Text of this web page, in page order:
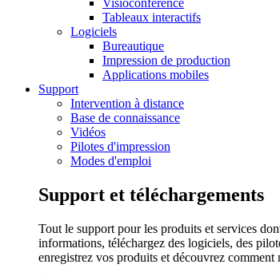
Tableaux interactifs
Logiciels
Bureautique
Impression de production
Applications mobiles
Support
Intervention à distance
Base de connaissance
Vidéos
Pilotes d'impression
Modes d'emploi
Support et téléchargements
Tout le support pour les produits et services
informations, téléchargez des logiciels, des
enregistrez vos produits et découvrez comment